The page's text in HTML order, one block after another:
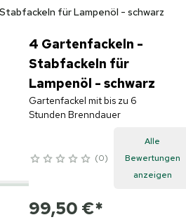
für Lampenöl - schwarz
4 Gartenfackeln -
Stabfackeln für
Lampenöl - schwarz
Gartenfackel mit bis zu 6
Stunden Brenndauer
0
Alle
Bewertungen
anzeigen
99,50 €*